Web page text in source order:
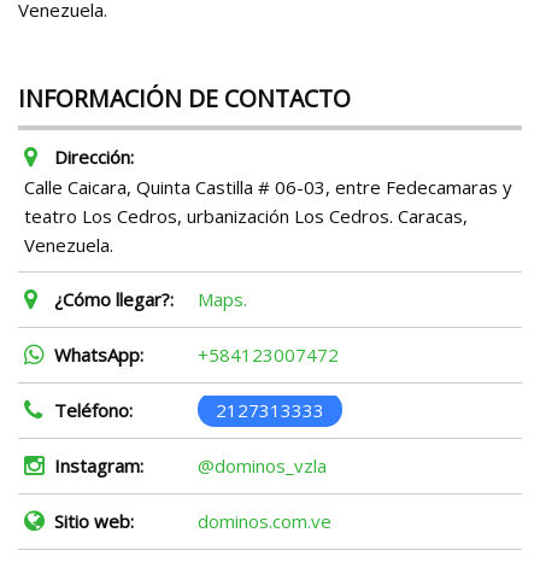
Venezuela.
INFORMACIÓN DE CONTACTO
Dirección:
Calle Caicara, Quinta Castilla # 06-03, entre Fedecamaras y
teatro Los Cedros, urbanización Los Cedros. Caracas,
Venezuela.
¿Cómo llegar?: Maps.
WhatsApp: +584123007472
Teléfono: 2127313333
Instagram: @dominos_vzla
Sitio web: dominos.com.ve